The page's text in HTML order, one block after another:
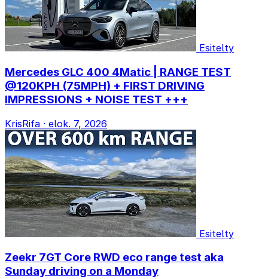
Esitelty
Mercedes GLC 400 4Matic | RANGE TEST
@120KPH (75MPH) + FIRST DRIVING
IMPRESSIONS + NOISE TEST +++
KrisRifa · elok. 7, 2026
Esitelty
Zeekr 7GT Core RWD eco range test aka
Sunday driving on a Monday